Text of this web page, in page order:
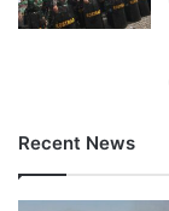
Recent News